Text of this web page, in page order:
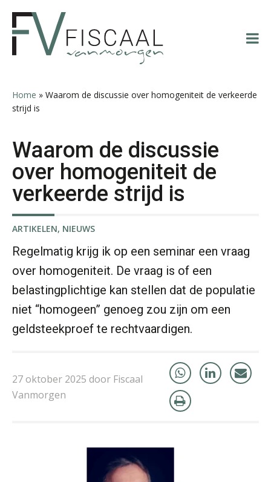
hoofdnavigatie
hoofd
eerste
voettekst
Home » Waarom de discussie over homogeniteit de verkeerde
strijd is
Waarom de discussie
over homogeniteit de
verkeerde strijd is
ARTIKELEN, NIEUWS
Regelmatig krijg ik op een seminar een vraag
over homogeniteit. De vraag is of een
belastingplichtige kan stellen dat de populatie
niet “homogeen” genoeg zou zijn om een
geldsteekproef te rechtvaardigen.
27 oktober 2025 door Fiscaal
Vanmorgen
Ewoud de Ruiter
Michiel Pouwels
Kirsten Roskam